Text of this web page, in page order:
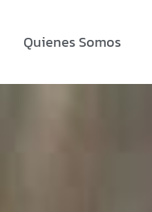
Quienes Somos